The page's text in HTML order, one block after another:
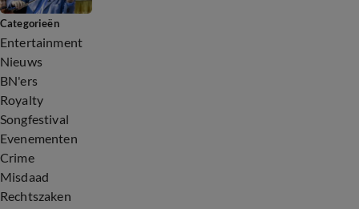
Categorieën
Entertainment
Nieuws
BN'ers
Royalty
Songfestival
Evenementen
Crime
Misdaad
Rechtszaken